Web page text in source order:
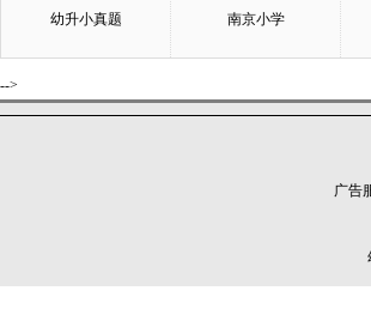
幼升小真题
南京小学
-->
广告